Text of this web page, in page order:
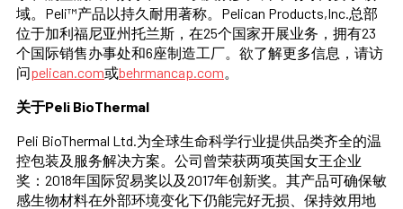
域。Peli™产品以持久耐用著称。Pelican Products,Inc.总部
位于加利福尼亚州托兰斯，在25个国家开展业务，拥有23
个国际销售办事处和6座制造工厂。欲了解更多信息，请访
问pelican.com或behrmancap.com
关于Peli BioThermal
Peli BioThermal Ltd.为全球生命科学行业提供品类齐全的温
控包装及服务解决方案。公司曾荣获两项英国女王企业
奖：2018年国际贸易奖以及2017年创新奖。其产品可确保敏
感生物材料在外部环境变化下仍能完好无损、保持效用地